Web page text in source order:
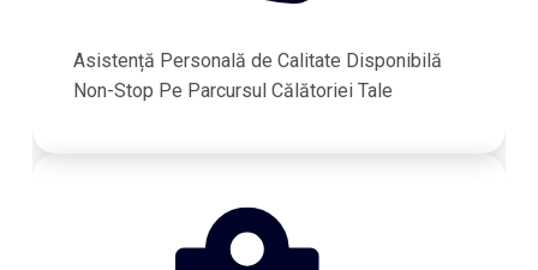
Asistență Personală de Calitate Disponibilă
Non-Stop Pe Parcursul Călătoriei Tale